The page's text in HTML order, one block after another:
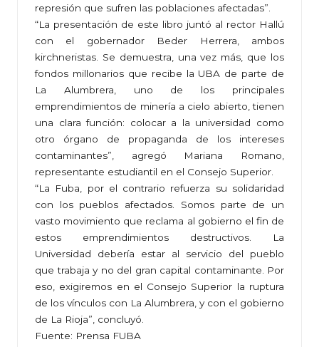
represión que sufren las poblaciones afectadas”.
“La presentación de este libro juntó al rector Hallú
con el gobernador Beder Herrera, ambos
kirchneristas. Se demuestra, una vez más, que los
fondos millonarios que recibe la UBA de parte de
La Alumbrera, uno de los principales
emprendimientos de minería a cielo abierto, tienen
una clara función: colocar a la universidad como
otro órgano de propaganda de los intereses
contaminantes”, agregó Mariana Romano,
representante estudiantil en el Consejo Superior.
“La Fuba, por el contrario refuerza su solidaridad
con los pueblos afectados. Somos parte de un
vasto movimiento que reclama al gobierno el fin de
estos emprendimientos destructivos. La
Universidad debería estar al servicio del pueblo
que trabaja y no del gran capital contaminante. Por
eso, exigiremos en el Consejo Superior la ruptura
de los vínculos con La Alumbrera, y con el gobierno
de La Rioja”, concluyó.
Fuente: Prensa FUBA